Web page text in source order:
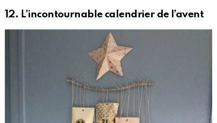
12. L’incontournable calendrier de l’avent